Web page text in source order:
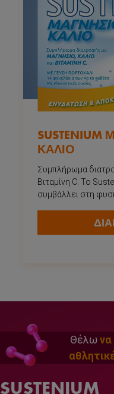
SUSTENIUM
ΚΑΛΙΟ
Συμπλήρωμα
Βιταμίνη C. Το
συμβάλλει στη
Θέλωνα
SUSTENIUM